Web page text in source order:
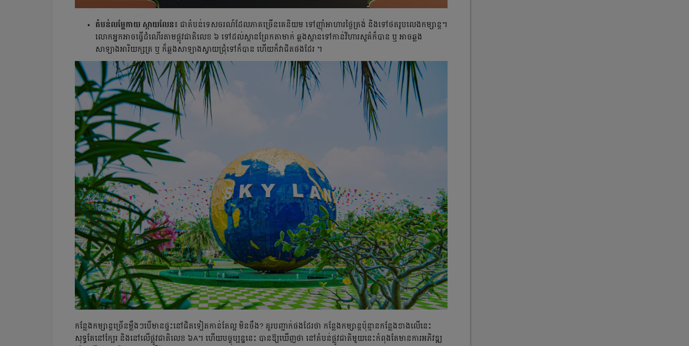
តំបន់លម្ហែកាយ ស្កាយលែន៖ ជាតំបន់ទេសចរណ៍ដែលភាគច្រើនគេនិយម ទៅញ៉ាំអាហារថ្ងៃត្រង់ និងទៅថតរូបលេងកម្សាន្ត។
លោកអ្នកអាចធ្វើដំណើរតាមផ្លូវជាតិលេខ ៦ ទៅដល់ស្ពានព្រែកតាមាក់ ឆ្លងស្ពានទៅកាន់វិហារសួគ៌ក៏បាន ឬ អាចឆ្លង
សាឡាងអារិយក្សត្រ ឬ ក៏ឆ្លងសាឡាងស្វាយជ្រុំទៅក៏បាន ហើយក៏វាជិតផងដែរ ។
កន្លែងកម្សាន្តច្រើនម្លឹងៗបើមានផ្ទះនៅជិតទៀតកាន់តែល្អ មិនចឹង? គួរបញ្ជាក់ផងដែរថា កន្លែងកម្សាន្តប៉ុន្មានកន្លែងខាងលើនេះ
សុទ្ធតែនៅក្បែរ និងនៅលើផ្លូវជាតិលេខ ៦A។ ហើយបច្ចុប្បន្ននេះ បានឱ្យឃើញថា នៅតំបន់ផ្លូវជាតិមួយនេះកំពុងតែមានការអភិវឌ្ឍ